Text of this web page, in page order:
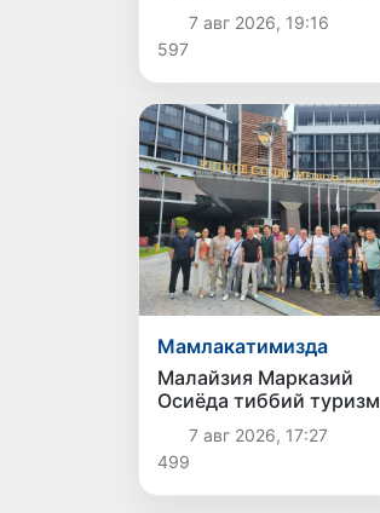
томонлама
муносабатларни янада
мустаҳкамлаш
истиқболларини
муҳокама қилдилар
7 авг 2026, 19:16
597
Мамлакатимизда
Малайзия Марказий
Осиёда тиббий туризм
йўналиши сифатидаги
мавқеини
мустаҳкамламоқда
7 авг 2026, 17:27
499